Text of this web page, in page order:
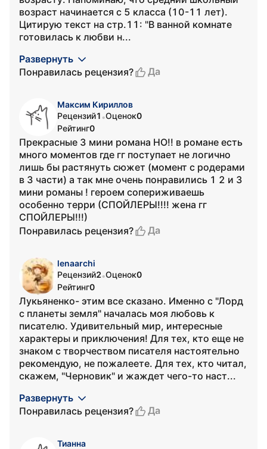
возраст начинается с 5 класса (10-11 лет).
Цитирую текст на стр.11: "В ванной комнате
готовилась к любви н...
Развернуть
Понравилась рецензия?
Да
Максим Кириллов
Рецензий1 •Оценок0
Рейтинг0
Прекрасные 3 мини романа НО!! в романе есть
много моментов где гг поступает не логично
лишь бы растянуть сюжет (момент с родерами
в 3 части) а так мне очень понравились 1 2 и 3
мини романы ! героем сопериживаешь
особенно терри (СПОЙЛЕРЫ!!!! жена гг
CПОЙЛЕРЫ!!!)
Понравилась рецензия?
Да
lenaarchi
Рецензий2•Оценок0
Рейтинг0
Лукьяненко- этим все сказано. Именно с "Лорд
с планеты земля" началась моя любовь к
писателю. Удивительный мир, интересные
характеры и приключения! Для тех, кто еще не
знаком с творчеством писателя настоятельно
рекомендую, не пожалеете. Для тех, кто читал,
скажем, "Черновик" и жаждет чего-то наст...
Развернуть
Понравилась рецензия?
Да
Тианна